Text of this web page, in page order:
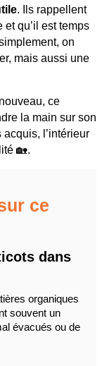
. Ils rappellent
et qu’il est temps
on
mais aussi une
ce
la main sur son
l’intérieur
🏡.
ce
dans
organiques
souvent un
évacués ou de